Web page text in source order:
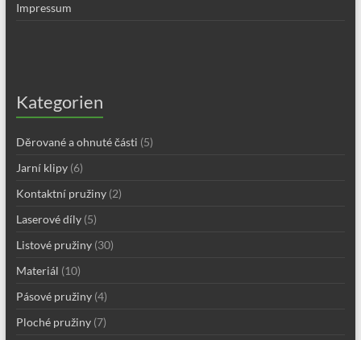
Impressum
Kategorien
Děrované a ohnuté části (5)
Jarní klipy(6)
Kontaktní pružiny(2)
Laserové díly(5)
Listové pružiny(30)
Materiál (10)
Pásové pružiny(4)
Ploché pružiny(7)